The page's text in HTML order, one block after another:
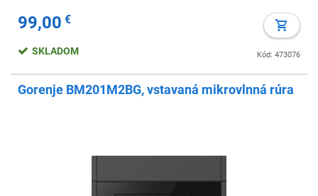
99,00 €
Kód: 473076
SKLADOM
Gorenje BM201M2BG, vstavaná mikrovlnná rúra